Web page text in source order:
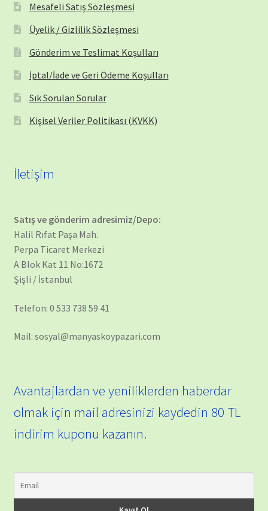
Mesafeli Satış Sözleşmesi
Üyelik / Gizlilik Sözleşmesi
Gönderim ve Teslimat Koşulları
İptal/İade ve Geri Ödeme Koşulları
Sık Sorulan Sorular
Kişisel Veriler Politikası (KVKK)
İletişim
Satış ve gönderim adresimiz/Depo:
Halil Rıfat Paşa Mah.
Perpa Ticaret Merkezi
A Blok Kat 11 No:1672
Şişli / İstanbul
Telefon: 0 533 738 59 41
Mail: sosyal@manyaskoypazari.com
Avantajlardan ve yeniliklerden haberdar
olmak için mail adresinizi kaydedin 80 TL
indirim kuponu kazanın.